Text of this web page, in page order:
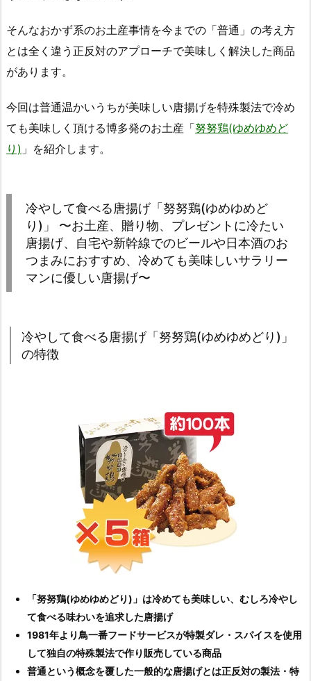
そんなおかず系のお土産事情を今までの「普通」の考え方
とは全く違う正反対のアプローチで美味しく解決した商品
があります。
今回は普通温かいうちが美味しい唐揚げを特殊製法で冷め
ても美味しく頂ける博多発のお土産「努努鶏(ゆめゆめど
り) 」を紹介します。
冷やして食べる唐揚げ「努努鶏(ゆめゆめど
り)」 〜お土産、贈り物、プレゼントに冷たい
唐揚げ、自宅や新幹線でのビールや日本酒のお
つまみにおすすめ、冷めても美味しいサラリー
マンに優しい唐揚げ〜
冷やして食べる唐揚げ「努努鶏(ゆめゆめどり)」
の特徴
「努努鶏(ゆめゆめどり)」は冷めても美味しい、むしろ冷やし
て食べる味わいを追求した唐揚げ
1981年より鳥一番フードサービスが特製ダレ・スパイスを使用
して独自の特殊製法で作り販売している商品
普通という概念を覆した一般的な唐揚げとは正反対の製法・特